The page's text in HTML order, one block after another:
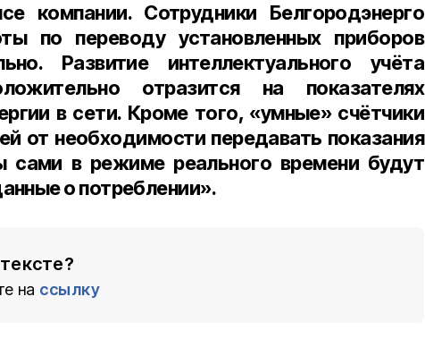
компании. Сотрудники Белгородэнерго
по переводу установленных приборов
Развитие интеллектуального учёта
отразится на показателях
в сети. Кроме того, «умные» счётчики
от необходимости передавать показания
сами в режиме реального времени будут
о потреблении».
на ссылку